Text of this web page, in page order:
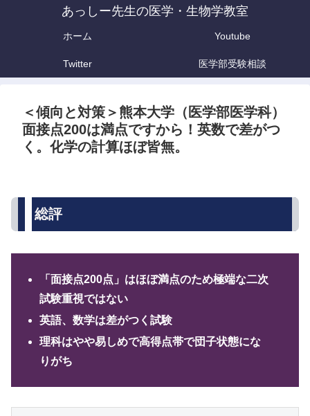
あっしー先生の医学・生物学教室
ホーム Youtube
Twitter 医学部受験相談
＜傾向と対策＞熊本大学（医学部医学科）
面接点200は満点ですから！英数で差がつ
く。化学の計算ほぼ皆無。
総評
「面接点200点」はほぼ満点のため極端な二次
試験重視ではない
英語、数学は差がつく試験
理科はやや易しめで高得点帯で団子状態にな
りがち